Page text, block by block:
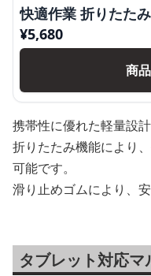
快適作業 折りたた
¥5,680
商
携帯性に優れた軽量設
折りたたみ機能により
可能です。
滑り止めゴムにより、
タブレット対応